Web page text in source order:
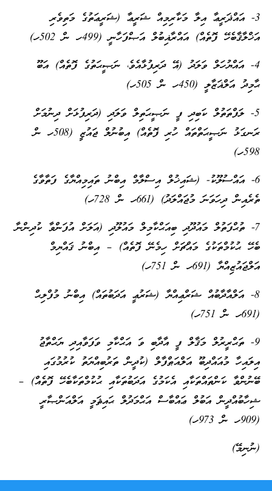
3- އައްޛަރީޢާ އިލާ މަކާރިމިއް ޝަރީޢާ (ޝަރީޢަތުގެ މަތިވެރި
އަޚްލާޤާބެހޭ ފޮތެއް) އައްރާޣިބުލް އަޞްފަހާނީ (499ހ ން 502ހ)
4- އައްޔުހަލް ވަލަދު (އޭ ދަރިފުޅާއެވެ، ނަޞީޙަތުގެ ފޮތެއް) އަބޫ
ޙާމިދު އަލްޣަޒާލީ (450ހ ން 505ހ)
5- ލަފްތަތުލް ކަބިދި ފީ ނަޞީޙަތިލް ވަލަދި (ދަރިފުޅަށް ދިނުމަށް
ރަނގަޅު ނަޞީޙަތްތައް ހުރި ފޮތެއް) އިބުނުލް ޖައުޒީ (508ހ ން
598ހ)
6- އައްސުލޫކު- (ޝައިޚުލް އިސްލާމް އިބްނު ތައިމިއްޔާގެ ފަތާވާގެ
ތެރެއިން ދިހަވަނަ މުޖައްލަދު) (661ހ ން 728ހ)
7- ތުޙްފަތުލް މައުދޫދި ބިއަޙްކާމިލް މައުލޫދި (އަލަށް އުފަންވާ ކުދިންނާ
ބެހޭ ޙުކުމްތަކުގެ މައްޗަށް ހިމެނޭ ފޮތެއް) – އިބްނު ޤައްޔިމް
އަލްޖައުޒިއްޔާ (691ހ ން 751ހ)
8- އަލްއާދާބުއް ޝަރްޢިއްޔާ (ޝަރުޢީ އަދަބުތައް) އިބްނު މުފްލިޙް
(691ހ ން 751ހ)
9- ތަޙްރީރުލް މަޤާލް ފީ އާދާބި ވަ އަޙްކާމި ވަފަވާއިދި ޔަޙްތާޖު
އިލައިހާ މުއައްދިބޫ އަލްއަޠްފާލް (ކުދީން ތަރުބިއްޔަތު ކުރުމުގައި
ބޭނުންވާ ކަންތައްތަކާއި އެކަމުގެ އަދަބުތަކާއި ޙުކުމްތަކާބެހޭ ފޮތެއް) –
ޝިހާބުއްދީން އަބުލް ޢައްބާސް އަޙްމަދުލް ޙައިޘަމީ އަލްއަންޞާރީ
(909ހ ން 973ހ)
(ނުނިމޭ)